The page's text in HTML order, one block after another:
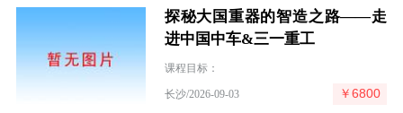
探秘大国重器的智造之路——走
进中国中车&三一重工
课程目标：
长沙/2026-09-03 ￥6800